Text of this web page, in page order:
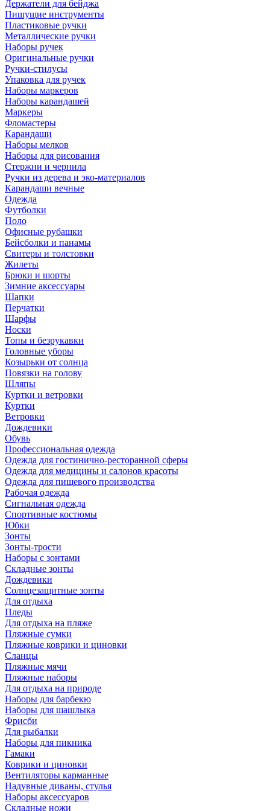
Держатели для бейджа
Пишущие инструменты
Пластиковые ручки
Металлические ручки
Наборы ручек
Оригинальные ручки
Ручки-стилусы
Упаковка для ручек
Наборы маркеров
Наборы карандашей
Маркеры
Фломастеры
Карандаши
Наборы мелков
Наборы для рисования
Стержни и чернила
Ручки из дерева и эко-материалов
Карандаши вечные
Одежда
Футболки
Поло
Офисные рубашки
Бейсболки и панамы
Свитеры и толстовки
Жилеты
Брюки и шорты
Зимние аксессуары
Шапки
Перчатки
Шарфы
Носки
Топы и безрукавки
Головные уборы
Козырьки от солнца
Повязки на голову
Шляпы
Куртки и ветровки
Куртки
Ветровки
Дождевики
Обувь
Профессиональная одежда
Одежда для гостинично-ресторанной сферы
Одежда для медицины и салонов красоты
Одежда для пищевого производства
Рабочая одежда
Сигнальная одежда
Спортивные костюмы
Юбки
Зонты
Зонты-трости
Наборы с зонтами
Складные зонты
Дождевики
Солнцезащитные зонты
Для отдыха
Пледы
Для отдыха на пляже
Пляжные сумки
Пляжные коврики и циновки
Сланцы
Пляжные мячи
Пляжные наборы
Для отдыха на природе
Наборы для барбекю
Наборы для шашлыка
Фрисби
Для рыбалки
Наборы для пикника
Гамаки
Коврики и циновки
Вентиляторы карманные
Надувные диваны, стулья
Наборы аксессуаров
Складные ножи